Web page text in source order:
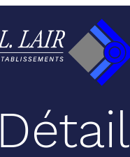
Détail